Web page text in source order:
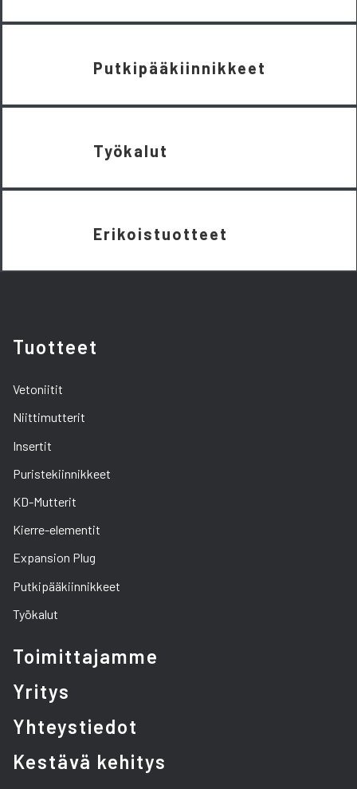
Putkipääkiinnikkeet
Työkalut
Erikoistuotteet
Tuotteet
Vetoniitit
Niittimutterit
Insertit
Puristekiinnikkeet
KD-Mutterit
Kierre-elementit
Expansion Plug
Putkipääkiinnikkeet
Työkalut
Toimittajamme
Yritys
Yhteystiedot
Kestävä kehitys